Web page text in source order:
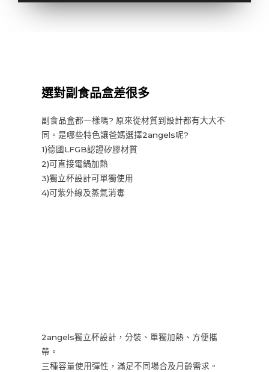
選對副食品盒差很多
副食品盒都一樣嗎? 原來從材質到設計都有大大不
同。是哪些特色讓爸媽選擇2angels呢?
1)德國LFGB認證矽膠材質
2)可直接電鍋加熱
3)獨立杯設計可單獨使用
4)可紫外線及蒸氣消毒
2angels獨立杯設計，分裝、單獨加熱、方便攜
帶。
三種容量使用彈性，滿足不同場合及月齡需求。